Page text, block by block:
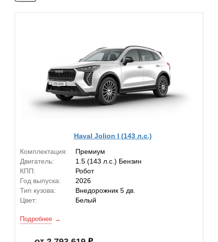
Haval Jolion I (143 л.с.)
Комплектация:
Премиум
Двигатель:
1.5 (143 л.с.) Бензин
КПП:
Робот
Год выпуска:
2026
Тип кузова:
Внедорожник 5 дв.
Цвет:
Белый
Подробнее